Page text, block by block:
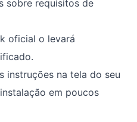
sobre requisitos de
oficial o levará
instruções na tela do seu
em poucos